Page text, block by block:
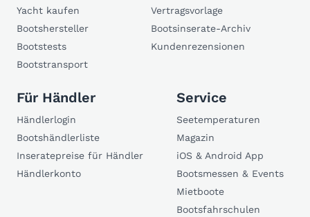
Yacht kaufen
Bootshersteller
Bootstests
Bootstransport
Vertragsvorlage
Bootsinserate-Archiv
Kundenrezensionen
Für Händler
Händlerlogin
Bootshändlerliste
Inseratepreise für Händler
Händlerkonto
Service
Seetemperaturen
Magazin
iOS & Android App
Bootsmessen & Events
Mietboote
Bootsfahrschulen